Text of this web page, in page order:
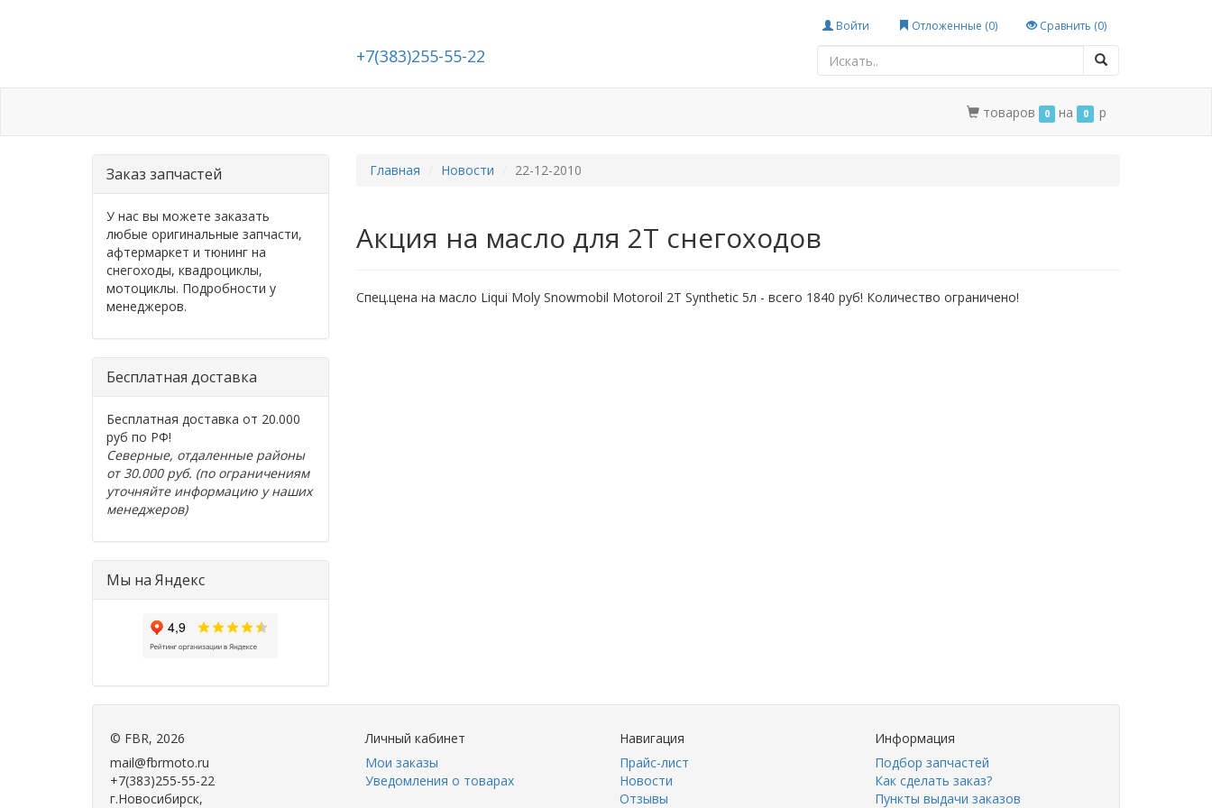
Войти Отложенные (0) Сравнить (0)
+7(383)255-55-22
товаров 0 на 0 p
Заказ запчастей
У нас вы можете заказать
любые оригинальные запчасти,
афтермаркет и тюнинг на
снегоходы, квадроциклы,
мотоциклы. Подробности у
менеджеров.
Бесплатная доставка
Бесплатная доставка от 20.000
руб по РФ!
Северные, отдаленные районы
от 30.000 руб. (по ограничениям
уточняйте информацию у наших
менеджеров)
Мы на Яндекс
Главная Новости 22-12-2010
Акция на масло для 2Т снегоходов
Спец.цена на масло Liqui Moly Snowmobil Motoroil 2T Synthetic 5л - всего 1840 руб! Количество ограничено!
© FBR, 2026
mail@fbrmoto.ru
+7(383)255-55-22
г.Новосибирск,
Личный кабинет
Мои заказы
Уведомления о товарах
Навигация
Прайс-лист
Новости
Отзывы
Информация
Подбор запчастей
Как сделать заказ?
Пункты выдачи заказов